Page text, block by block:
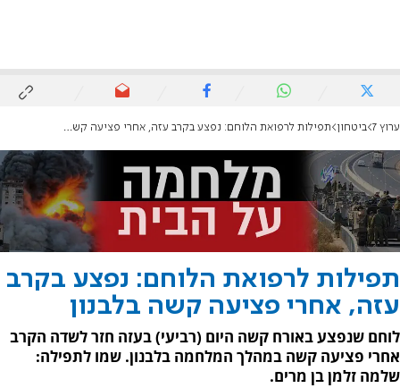
ערוץ 7 ביטחון תפילות לרפואת הלוחם: נפצע בקרב עזה, אחרי פציעה קשה בלבנון
תפילות לרפואת הלוחם: נפצע בקרב
עזה, אחרי פציעה קשה בלבנון
לוחם שנפצע באורח קשה היום (רביעי) בעזה חזר לשדה הקרב
אחרי פציעה קשה במהלך המלחמה בלבנון. שמו לתפילה:
שלמה זלמן בן מרים.